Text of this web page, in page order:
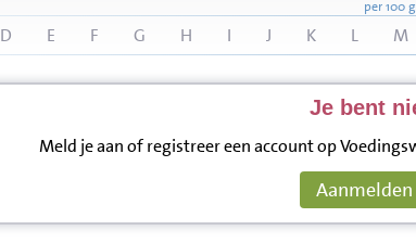
per 100
D E F G H I J K L M
Je bent
Meld je aan of registreer een account op
Aanmelden